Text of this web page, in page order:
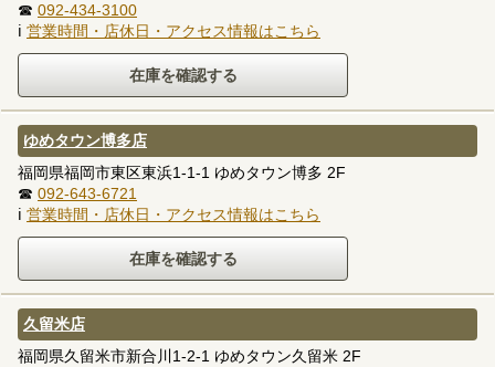
☎ 092-434-3100
ℹ 営業時間・店休日・アクセス情報はこちら
ゆめタウン博多店
福岡県福岡市東区東浜1-1-1 ゆめタウン博多 2F
☎ 092-643-6721
ℹ 営業時間・店休日・アクセス情報はこちら
久留米店
福岡県久留米市新合川1-2-1 ゆめタウン久留米 2F